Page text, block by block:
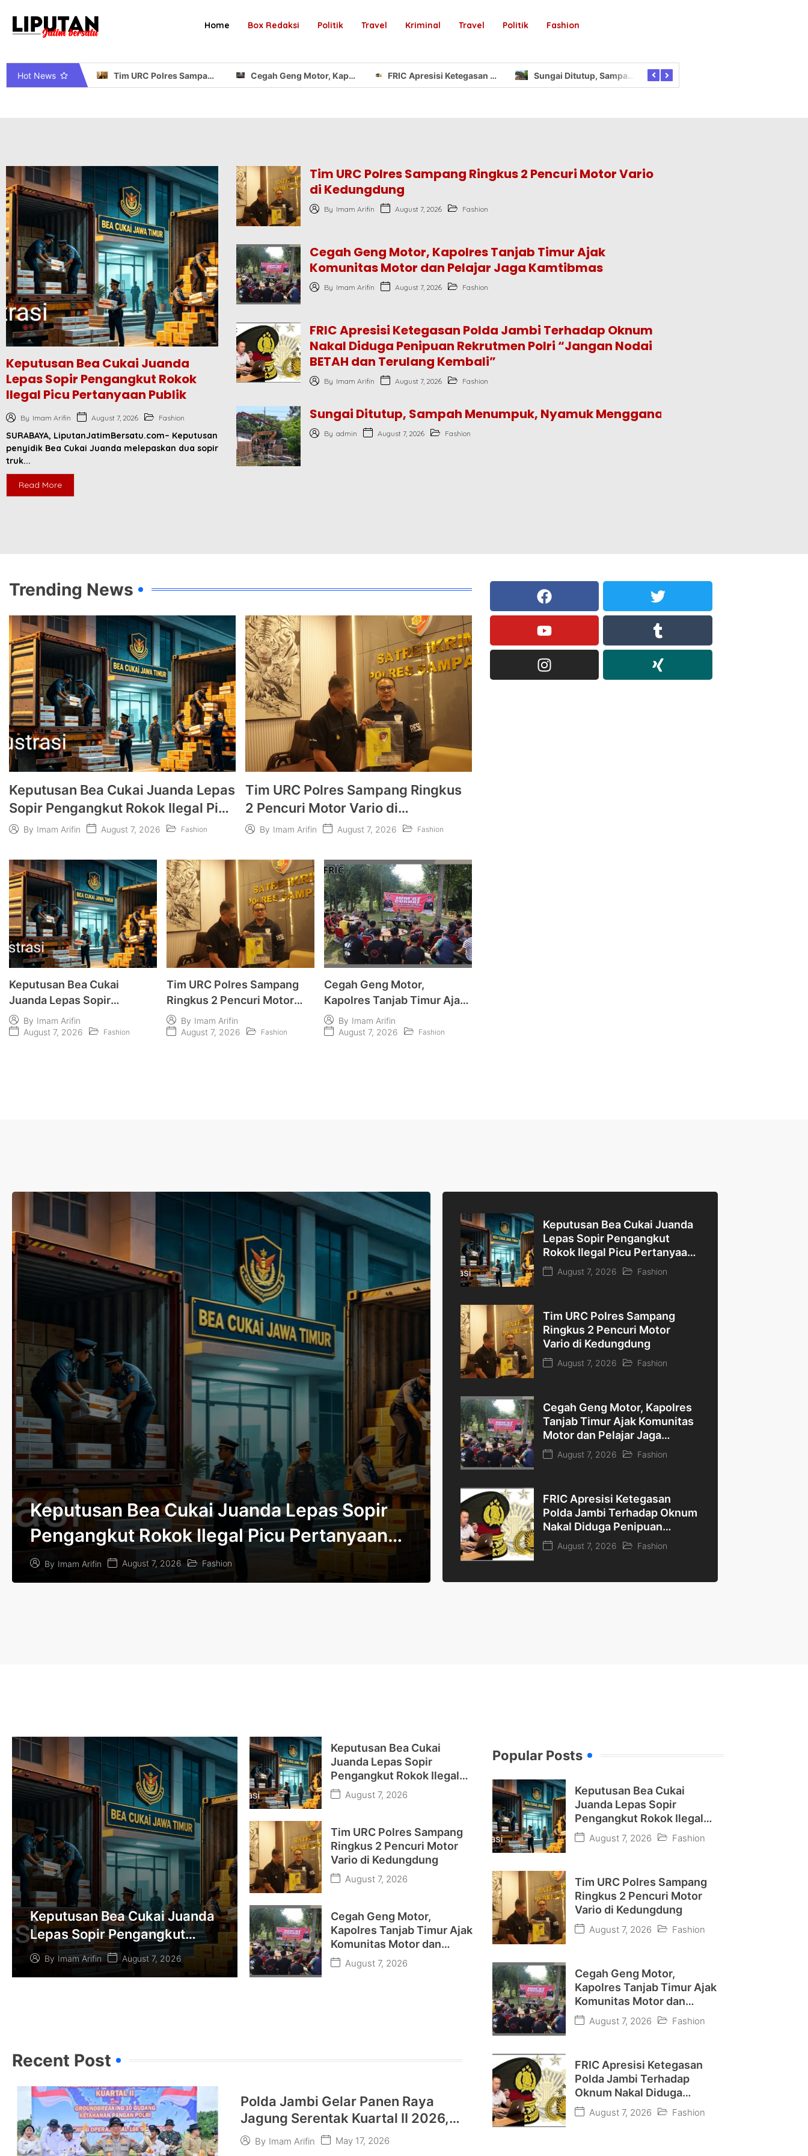
Home Box Redaksi Politik Travel Kriminal Travel Politik Fashion
Hot News Tim URC Polres Sampang Ringkus 2 Pencuri Motor Vario di Kedungdung Cegah Geng Motor, Kapolres Tanjab Timur Ajak Komunitas Motor dan Pelajar Jaga Kamtibmas FRIC Apresisi Ketegasan Polda Jambi Terhadap Oknum Nakal Diduga Penipuan Rekrutmen Polri “Jangan Nodai BETAH dan Terulang Kembali” Sungai Ditutup, Sampah Menumpuk, Nyamuk Mengganas!
Keputusan Bea Cukai Juanda
Lepas Sopir Pengangkut Rokok
Ilegal Picu Pertanyaan Publik
By Imam Arifin August 7, 2026 Fashion
SURABAYA, LiputanJatimBersatu.com– Keputusan
penyidik Bea Cukai Juanda melepaskan dua sopir
truk...
Read More
Tim URC Polres Sampang Ringkus 2 Pencuri Motor Vario
di Kedungdung
By Imam Arifin August 7, 2026 Fashion
Cegah Geng Motor, Kapolres Tanjab Timur Ajak
Komunitas Motor dan Pelajar Jaga Kamtibmas
By Imam Arifin August 7, 2026 Fashion
FRIC Apresisi Ketegasan Polda Jambi Terhadap Oknum
Nakal Diduga Penipuan Rekrutmen Polri “Jangan Nodai
BETAH dan Terulang Kembali”
By Imam Arifin August 7, 2026 Fashion
Sungai Ditutup, Sampah Menumpuk, Nyamuk Mengganas!
By admin August 7, 2026 Fashion
Trending News
Keputusan Bea Cukai Juanda Lepas
Sopir Pengangkut Rokok Ilegal Picu
Pertanyaan Publik
By Imam Arifin August 7, 2026 Fashion
Tim URC Polres Sampang Ringkus
2 Pencuri Motor Vario di
Kedungdung
By Imam Arifin August 7, 2026 Fashion
Keputusan Bea Cukai
Juanda Lepas Sopir
Pengangkut Rokok Ilegal
Picu Pertanyaan Publik
By Imam Arifin
August 7, 2026
Fashion
Tim URC Polres Sampang
Ringkus 2 Pencuri Motor
Vario di Kedungdung
By Imam Arifin
August 7, 2026
Fashion
Cegah Geng Motor,
Kapolres Tanjab Timur Ajak
Komunitas Motor dan
Pelajar Jaga Kamtibmas
By Imam Arifin
August 7, 2026
Fashion
Keputusan Bea Cukai Juanda Lepas Sopir
Pengangkut Rokok Ilegal Picu Pertanyaan
Publik
By Imam Arifin August 7, 2026 Fashion
Keputusan Bea Cukai Juanda
Lepas Sopir Pengangkut
Rokok Ilegal Picu Pertanyaan
PublikAugust 7, 2026 Fashion
Tim URC Polres Sampang
Ringkus 2 Pencuri Motor
Vario di Kedungdung
August 7, 2026 Fashion
Cegah Geng Motor, Kapolres
Tanjab Timur Ajak Komunitas
Motor dan Pelajar Jaga
Kamtibmas
August 7, 2026 Fashion
FRIC Apresisi Ketegasan
Polda Jambi Terhadap Oknum
Nakal Diduga Penipuan
Rekrutmen Polri “Jangan
Nodai BETAH dan Terulang
August 7, 2026 Fashion
Keputusan Bea Cukai Juanda
Lepas Sopir Pengangkut
Rokok Ilegal Picu Pertanyaan
By Imam Arifin August 7, 2026
Keputusan Bea Cukai
Juanda Lepas Sopir
Pengangkut Rokok Ilegal
Picu Pertanyaan Publik
August 7, 2026
Tim URC Polres Sampang
Ringkus 2 Pencuri Motor
Vario di Kedungdung
August 7, 2026
Cegah Geng Motor,
Kapolres Tanjab Timur Ajak
Komunitas Motor dan
Pelajar Jaga Kamtibmas
August 7, 2026
Recent Post​
Polda Jambi Gelar Panen Raya
Jagung Serentak Kuartal II 2026,
Dukung Program Ketahanan
Pangan Nasional
By Imam Arifin May 17, 2026
Popular Posts
Keputusan Bea Cukai
Juanda Lepas Sopir
Pengangkut Rokok Ilegal
Picu Pertanyaan Publik
August 7, 2026 Fashion
Tim URC Polres Sampang
Ringkus 2 Pencuri Motor
Vario di Kedungdung
August 7, 2026 Fashion
Cegah Geng Motor,
Kapolres Tanjab Timur Ajak
Komunitas Motor dan
Pelajar Jaga Kamtibmas
August 7, 2026 Fashion
FRIC Apresisi Ketegasan
Polda Jambi Terhadap
Oknum Nakal Diduga
Penipuan Rekrutmen Polri
“Jangan Nodai BETAH dan
August 7, 2026 Fashion